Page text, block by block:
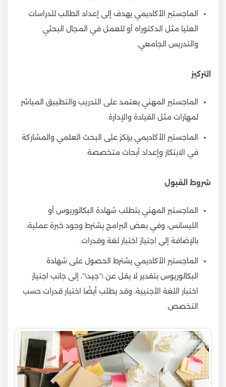
الماجستير الأكاديمي يهدف إلى إعداد الطالب للدراسات
العليا مثل الدكتوراه أو للعمل في المجال البحثي
والتدريس الجامعي.
التركيز
الماجستير المهني يعتمد على التدريب والتطبيق المباشر
لمهارات مثل القيادة والإدارة.
الماجستير الأكاديمي يرتكز على البحث العلمي والمشاركة
في الابتكار وإعداد أبحاث متخصصة.
شروط القبول
الماجستير المهني يتطلب شهادة البكالوريوس أو
الليسانس، وفي بعض البرامج يشترط وجود خبرة عملية،
بالإضافة إلى اجتياز اختبار لغة وقدرات.
الماجستير الأكاديمي يشترط الحصول على شهادة
البكالوريوس بتقدير لا يقل عن \”جيد\”، إلى جانب اجتياز
اختبار اللغة الأجنبية، وقد يطلب أيضًا اختبار قدرات حسب
التخصص.